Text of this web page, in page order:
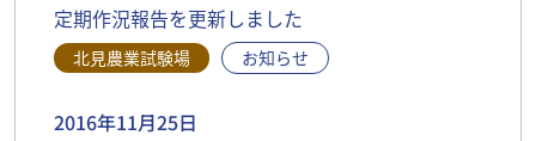
定期作況報告を更新しました
北見農業試験場 お知らせ
2016年11月25日